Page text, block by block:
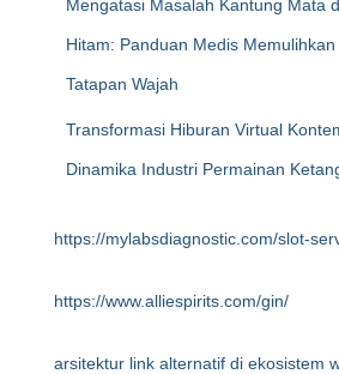
Mengatasi Masalah Kantung Mata
Hitam: Panduan Medis
Tatapan Wajah
Transformasi Hiburan Virtual
Dinamika Industri Permainan
https://mylabsdiagnostic.com/slot-
https://www.alliespirits.com/gin/
arsitektur link alternatif di ekosistem